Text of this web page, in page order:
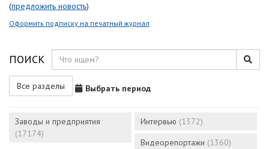
(предложить новость)
Оформить подписку на печатный журнал
ПОИСК
Все разделы Выбрать период
Заводы и предприятия
(17174)
Интервью (1372)
Видеорепортажи (1360)